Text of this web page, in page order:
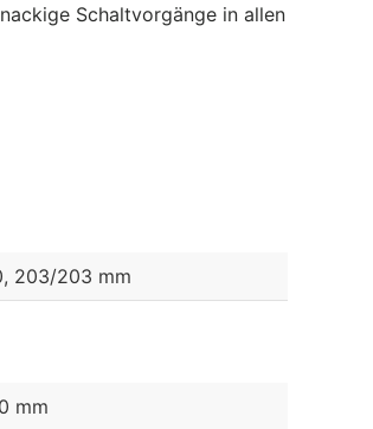
Schaltvorgänge in allen
203/203 mm
mm